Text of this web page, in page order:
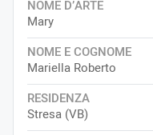
NOME D’ARTE
Mary
NOME E COGNOME
Mariella Roberto
RESIDENZA
Stresa (VB)